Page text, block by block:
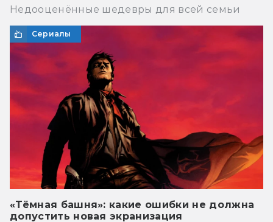
Недооценённые шедевры для всей семьи
Сериалы
«Тёмная башня»: какие ошибки не должна
допустить новая экранизация